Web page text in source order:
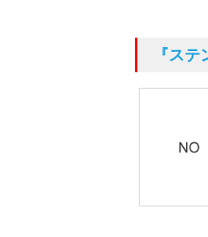
『ステ